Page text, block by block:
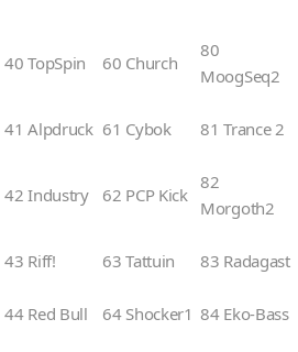
40 TopSpin 60 Church
80
MoogSeq2
41 Alpdruck 61 Cybok 81 Trance 2
42 Industry 62 PCP Kick
82
Morgoth2
43 Riff! 63 Tattuin 83 Radagast
44 Red Bull 64 Shocker1 84 Eko-Bass